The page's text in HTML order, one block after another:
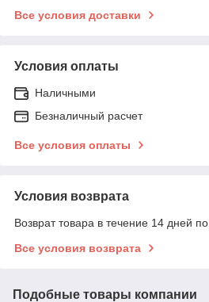
Все условия доставки
Условия оплаты
Наличными
Безналичный расчет
Все условия оплаты
Условия возврата
Возврат товара в течение 14 дней
Все условия возврата
Подобные товары компании